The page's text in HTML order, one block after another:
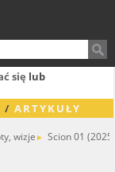
się lub
/ ARTYKUŁY
wizje ► Scion 01 (2025)